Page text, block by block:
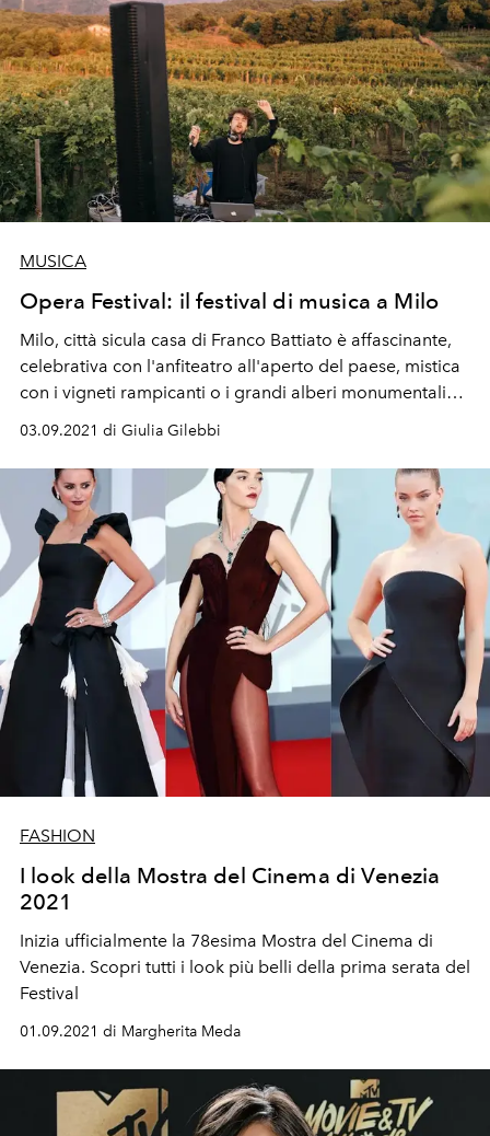
MUSICA
Opera Festival: il festival di musica a Milo
Milo, città sicula casa di Franco Battiato è affascinante,
celebrativa con l'anfiteatro all'aperto del paese, mistica
con i vigneti rampicanti o i grandi alberi monumentali
03.09.2021 di Giulia Gilebbi
FASHION
I look della Mostra del Cinema di Venezia
2021
Inizia ufficialmente la 78esima Mostra del Cinema di
Venezia. Scopri tutti i look più belli della prima serata del
Festival
01.09.2021 di Margherita Meda